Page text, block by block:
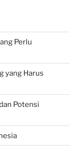
Perlu
yang Harus
Potensi